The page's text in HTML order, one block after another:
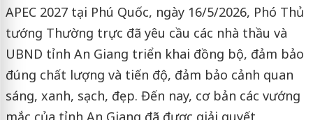
APEC 2027 tại Phú Quốc, ngày 16/5/2026, Phó Thủ
tướng Thường trực đã yêu cầu các nhà thầu và
UBND tỉnh An Giang triển khai đồng bộ, đảm bảo
đúng chất lượng và tiến độ, đảm bảo cảnh quan
sáng, xanh, sạch, đẹp. Đến nay, cơ bản các vướng
mắc của tỉnh An Giang đã được giải quyết.